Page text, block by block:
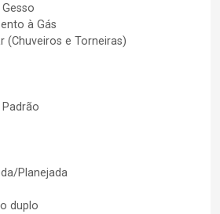
à Gás
(Chuveiros e Torneiras)
Planejada
duplo